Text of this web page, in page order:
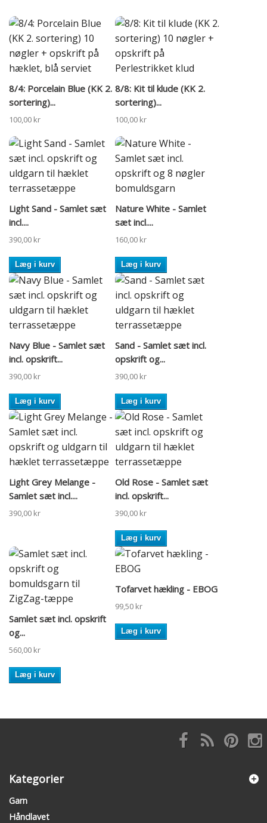
8/4: Porcelain Blue (KK 2.
sortering)...
100,00 kr
8/8: Kit til klude (KK 2.
sortering)...
100,00 kr
Light Sand - Samlet sæt
incl....
390,00 kr
Læg i kurv
Nature White - Samlet
sæt incl....
160,00 kr
Læg i kurv
Navy Blue - Samlet sæt
incl. opskrift...
390,00 kr
Læg i kurv
Sand - Samlet sæt incl.
opskrift og...
390,00 kr
Læg i kurv
Light Grey Melange -
Samlet sæt incl....
390,00 kr
Old Rose - Samlet sæt
incl. opskrift...
390,00 kr
Læg i kurv
Samlet sæt incl. opskrift
og...
560,00 kr
Læg i kurv
Tofarvet hækling - EBOG
99,50 kr
Læg i kurv
Kategorier
Garn
Håndlavet